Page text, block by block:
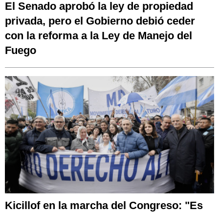
El Senado aprobó la ley de propiedad
privada, pero el Gobierno debió ceder
con la reforma a la Ley de Manejo del
Fuego
Kicillof en la marcha del Congreso: "Es